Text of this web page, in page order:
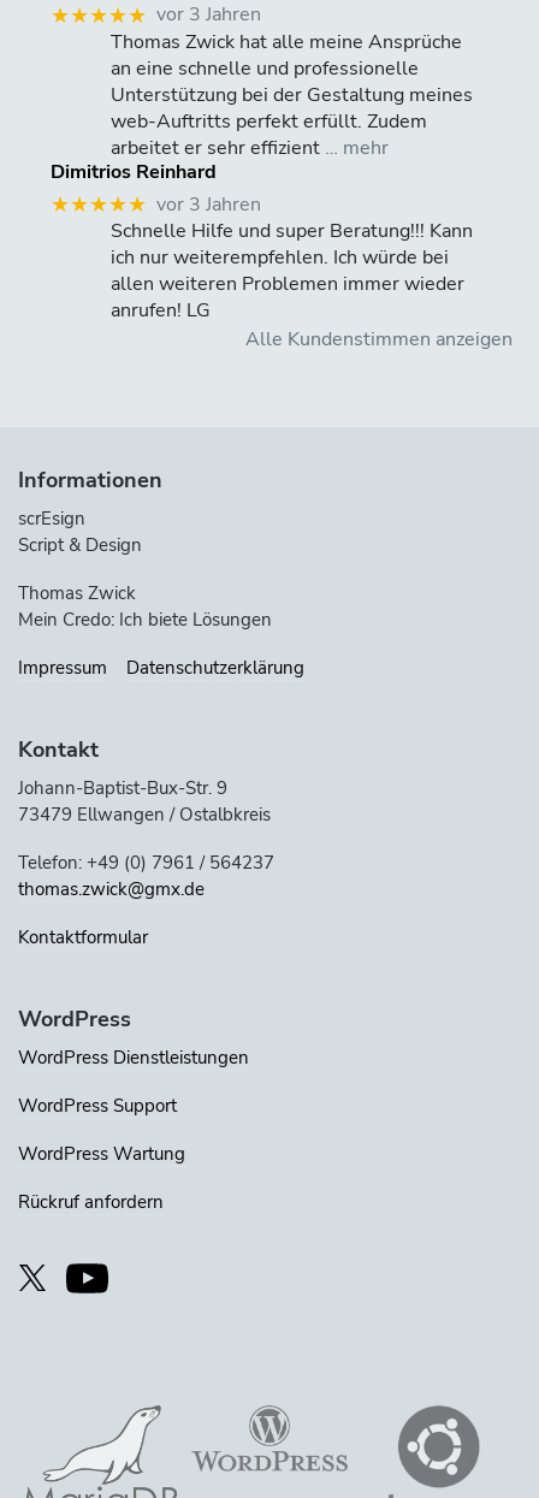
★★★★★ vor 3 Jahren
Thomas Zwick hat alle meine Ansprüche
an eine schnelle und professionelle
Unterstützung bei der Gestaltung meines
web-Auftritts perfekt erfüllt. Zudem
arbeitet er sehr effizient … mehr
Dimitrios Reinhard
★★★★★ vor 3 Jahren
Schnelle Hilfe und super Beratung!!! Kann
ich nur weiterempfehlen. Ich würde bei
allen weiteren Problemen immer wieder
anrufen! LG
Alle Kundenstimmen anzeigen
Informationen
scrEsign
Script & Design
Thomas Zwick
Mein Credo: Ich biete Lösungen
Impressum
Datenschutzerklärung
Kontakt
Johann-Baptist-Bux-Str. 9
73479 Ellwangen / Ostalbkreis
Telefon: +49 (0) 7961 / 564237
thomas.zwick@gmx.de
Kontaktformular
WordPress
WordPress Dienstleistungen
WordPress Support
WordPress Wartung
Rückruf anfordern